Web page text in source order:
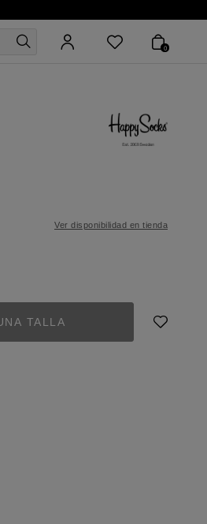
0
Ver disponibilidad en tienda
TALLA